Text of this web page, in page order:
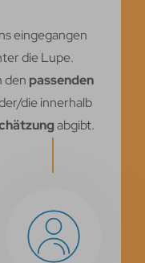
eingegangen
die Lupe.
den passenden
die innerhalb
abgibt.